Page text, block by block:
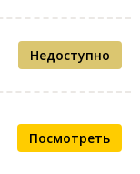
Недоступно
Посмотреть